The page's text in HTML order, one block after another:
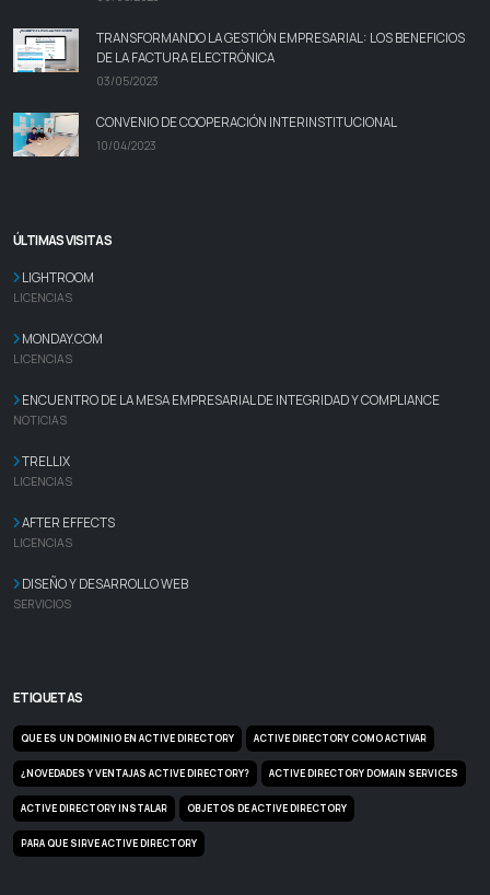
TRANSFORMANDO LA GESTIÓN EMPRESARIAL: LOS BENEFICIOS
DE LA FACTURA ELECTRÓNICA
03/05/2023
CONVENIO DE COOPERACIÓN INTERINSTITUCIONAL
10/04/2023
ÚLTIMAS VISITAS
LIGHTROOM
LICENCIAS
MONDAY.COM
LICENCIAS
ENCUENTRO DE LA MESA EMPRESARIAL DE INTEGRIDAD Y COMPLIANCE
NOTICIAS
TRELLIX
LICENCIAS
AFTER EFFECTS
LICENCIAS
DISEÑO Y DESARROLLO WEB
SERVICIOS
ETIQUETAS
QUE ES UN DOMINIO EN ACTIVE DIRECTORY ACTIVE DIRECTORY COMO ACTIVAR
¿NOVEDADES Y VENTAJAS ACTIVE DIRECTORY? ACTIVE DIRECTORY DOMAIN SERVICES
ACTIVE DIRECTORY INSTALAR OBJETOS DE ACTIVE DIRECTORY
PARA QUE SIRVE ACTIVE DIRECTORY